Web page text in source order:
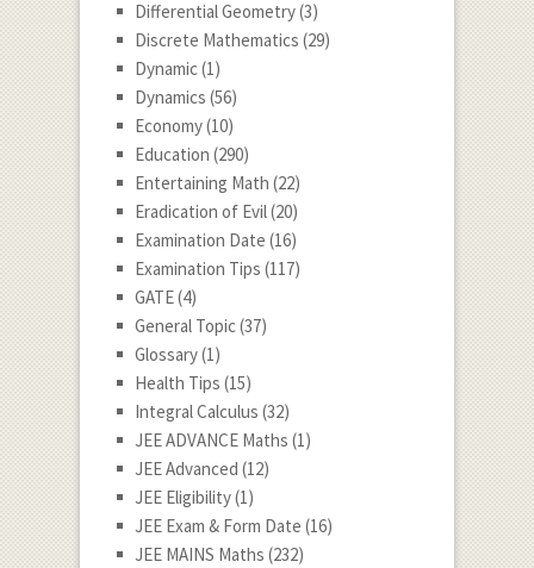
Differential Geometry(3)
Discrete Mathematics (29)
Dynamic(1)
Dynamics (56)
Economy(10)
Education (290)
Entertaining Math (22)
Eradication of Evil(20)
Examination Date (16)
Examination Tips (117)
GATE(4)
General Topic(37)
Glossary(1)
Health Tips (15)
Integral Calculus (32)
JEE ADVANCE Maths (1)
JEE Advanced (12)
JEE Eligibility(1)
JEE Exam & Form Date (16)
JEE MAINS Maths (232)